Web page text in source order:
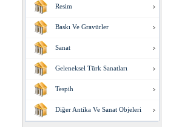
Resim
Baskı Ve Gravürler
Sanat
Geleneksel Türk Sanatları
Tespih
Diğer Antika Ve Sanat Objeleri